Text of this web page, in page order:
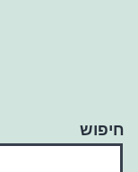
חיפוש